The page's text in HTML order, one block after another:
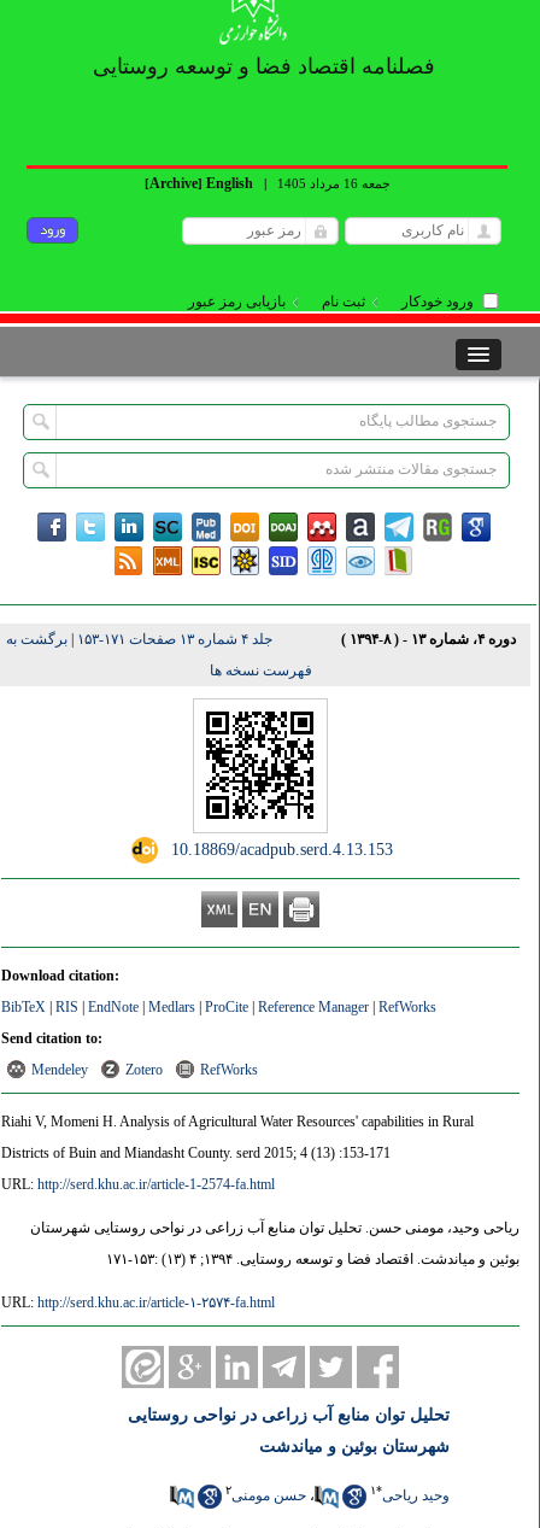
فصلنامه اقتصاد فضا و توسعه روستایی
جمعه 16 مرداد 1405 |
English
[Archive]
ورود خودکار ثبت نام بازیابی رمز عبور
دوره ۴، شماره ۱۳ - ( ۸-۱۳۹۴ ) جلد ۴ شماره ۱۳ صفحات ۱۷۱-۱۵۳ |برگشت به
فهرست نسخه ها
‎ 10.18869/acadpub.serd.4.13.153
Download citation:
BibTeX|RIS|EndNote|Medlars|ProCite|Reference Manager|RefWorks
Send citation to:
Mendeley
Zotero RefWorks
Riahi V, Momeni H. Analysis of Agricultural Water Resources' capabilities in Rural
Districts of Buin and Miandasht County. serd 2015; 4 (13) :153-171
URL:http://serd.khu.ac.ir/article-1-2574-fa.html
ریاحی وحید، مومنی حسن. تحلیل توان منابع آب زراعی در نواحی روستایی شهرستان
بوئین و میاندشت. اقتصاد فضا و توسعه روستایی. ۱۳۹۴; ۴ (۱۳) :۱۵۳-۱۷۱
URL:http://serd.khu.ac.ir/article-۱-۲۵۷۴-fa.html
تحلیل توان منابع آب زراعی در نواحی روستایی
شهرستان بوئین و میاندشت
وحید ریاحی ، حسن مومنی